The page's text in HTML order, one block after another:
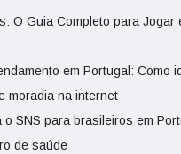
O Guia Completo para Jogar
em Portugal: Como
moradia na internet
o SNS para brasileiros em
de saúde